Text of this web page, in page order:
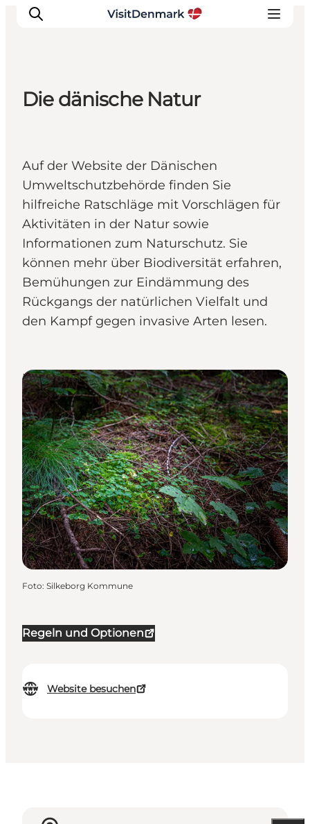
Erlebnisse
Unterkünfte
Reiseplanung
Die dänische Natur
Auf der Website der Dänischen
Umweltschutzbehörde finden Sie
hilfreiche Ratschläge mit Vorschlägen für
Aktivitäten in der Natur sowie
Informationen zum Naturschutz. Sie
können mehr über Biodiversität erfahren,
Bemühungen zur Eindämmung des
Rückgangs der natürlichen Vielfalt und
den Kampf gegen invasive Arten lesen.
Regeln und Optionen
Website besuchen
Info-Punkt
Foto: Silkeborg Kommune